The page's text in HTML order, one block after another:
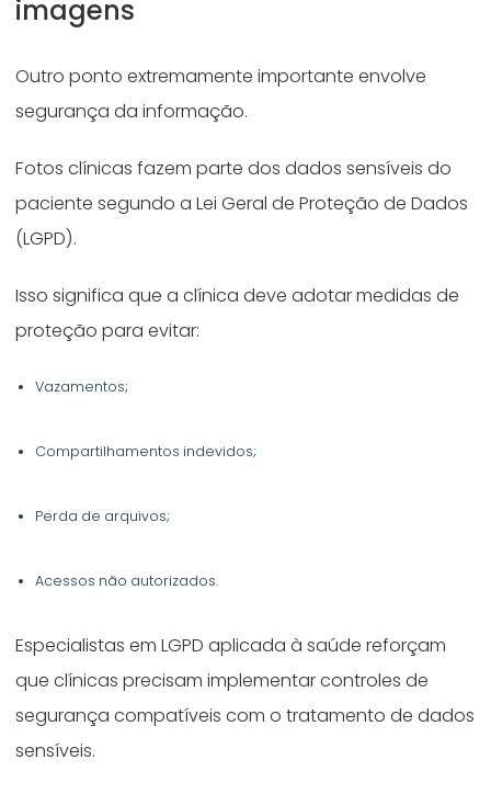
imagens
Outro ponto extremamente importante envolve
segurança da informação.
Fotos clínicas fazem parte dos dados sensíveis do
paciente segundo a Lei Geral de Proteção de Dados
(LGPD).
Isso significa que a clínica deve adotar medidas de
proteção para evitar:
Vazamentos;
Compartilhamentos indevidos;
Perda de arquivos;
Acessos não autorizados.
Especialistas em LGPD aplicada à saúde reforçam
que clínicas precisam implementar controles de
segurança compatíveis com o tratamento de dados
sensíveis.